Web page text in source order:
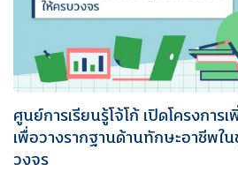
ศูนย์การเรียนรู้โจ้โก้ เปิดโครงกา
เพื่อวางรากฐานด้านทักษะอาชีพใ
วงจร